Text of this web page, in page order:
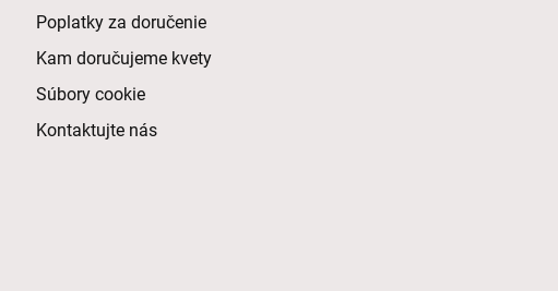
Poplatky za doručenie
Kam doručujeme kvety
Súbory cookie
Kontaktujte nás